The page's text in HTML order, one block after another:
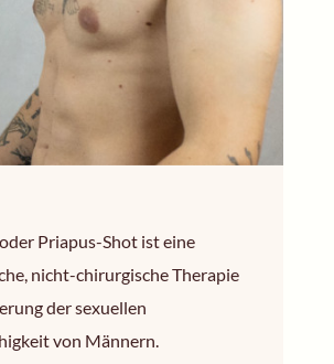
Priapus-Shot ist eine
nicht-chirurgische Therapie
der sexuellen
von Männern.